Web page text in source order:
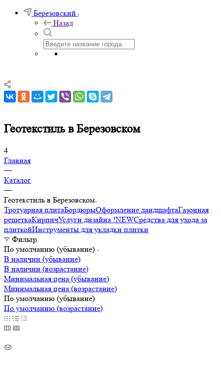
Березовский
Назад
Геотекстиль в Березовском
4
Главная
—
Каталог
—
Геотекстиль в Березовском
Тротуарная плитаБордюрыОформление ландшафтаГазонная
решеткаКирпичУслуги дизайна !NEWСредства для ухода за
плиткойИнструменты для укладки плитки
Фильтр
По умолчанию (убывание)
В наличии (убывание)
В наличии (возрастание)
Минимальная цена (убывание)
Минимальная цена (возрастание)
По умолчанию (убывание)
По умолчанию (возрастание)